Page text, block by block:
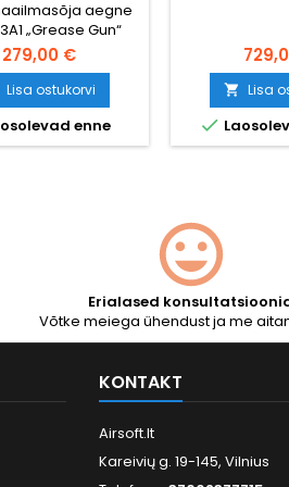
SUURE
SALV
aegne
„Grease Gun“
täismetallist –
ja terasest
spetsiaalne
500-lasuline
salv,
hop-up, ~1,34 J.
279,00 €
Lisa ostukorvi
enne
 Lisa

Erialased
Võtke meiega ühendust ja me
KONTAKT
Airsoft.lt
Kareivių g. 19-145, Vilnius